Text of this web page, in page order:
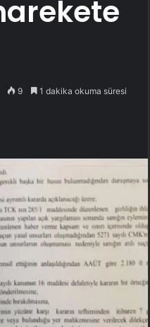
9 1 dakika okuma süresi